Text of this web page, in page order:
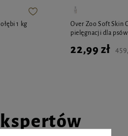
1 kg
Over Zoo Soft Skin
pielęgnacji dla
22,99 zł